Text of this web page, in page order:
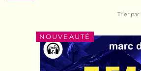
Trier par :
NOUVEAUTÉ